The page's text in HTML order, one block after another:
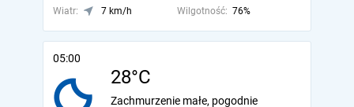
Wiatr:
7 km/h Wilgotność: 76%
05:00
28°C
Zachmurzenie małe, pogodnie